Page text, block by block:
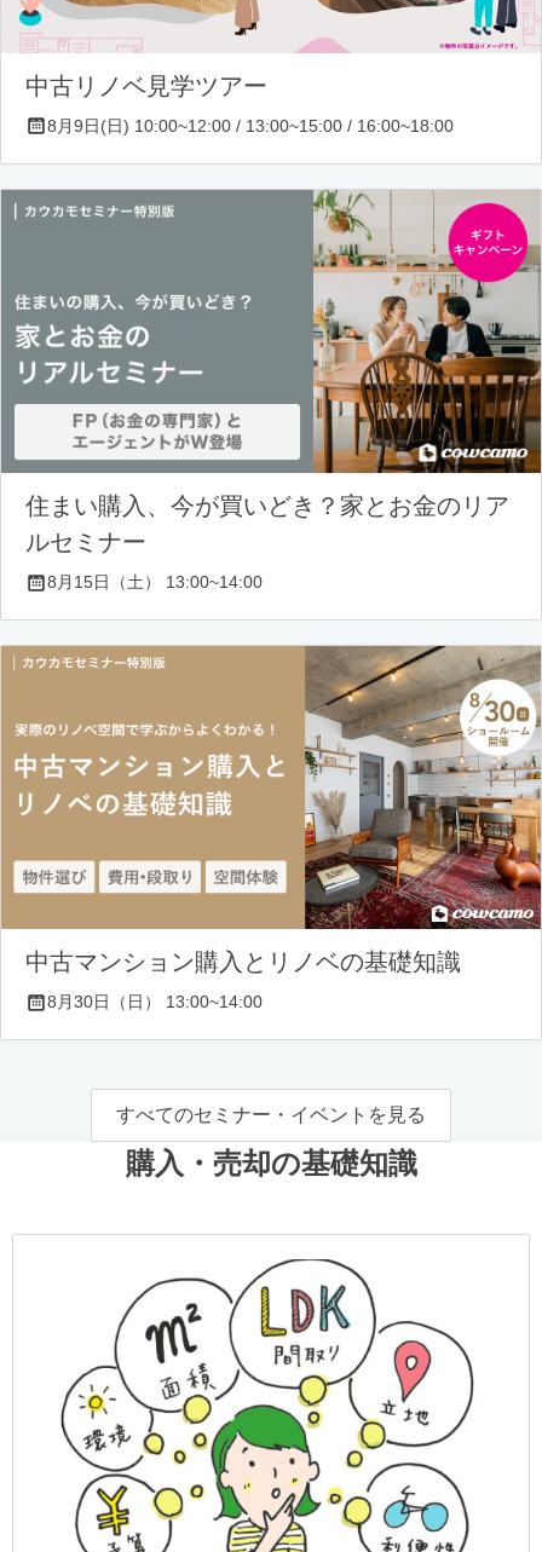
中古リノベ見学ツアー
8月9日(日) 10:00~12:00 / 13:00~15:00 / 16:00~18:00
住まい購入、今が買いどき？家とお金のリア
ルセミナー
8月15日（土） 13:00~14:00
中古マンション購入とリノベの基礎知識
8月30日（日） 13:00~14:00
すべてのセミナー・イベントを見る
購入・売却の基礎知識